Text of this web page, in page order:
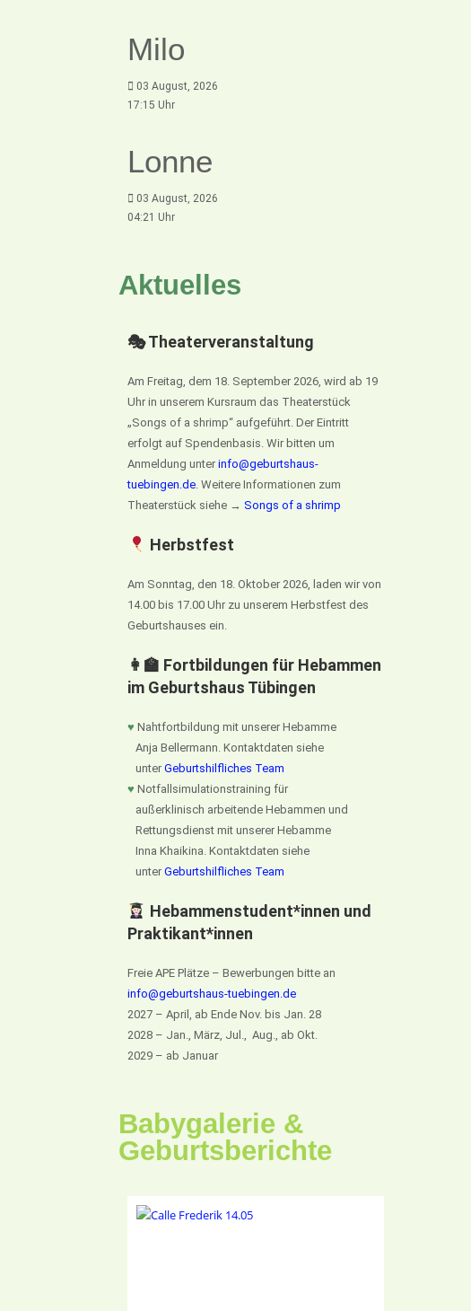
Milo
03 August, 2026
17:15 Uhr
Lonne
03 August, 2026
04:21 Uhr
Aktuelles
🎭 Theaterveranstaltung
Am Freitag, dem 18. September 2026, wird ab 19
Uhr in unserem Kursraum das Theaterstück
„Songs of a shrimp“ aufgeführt. Der Eintritt
erfolgt auf Spendenbasis. Wir bitten um
Anmeldung unter info@geburtshaus-
tuebingen.de. Weitere Informationen zum
Theaterstück siehe → Songs of a shrimp
Herbstfest
Am Sonntag, den 18. Oktober 2026, laden wir von
14.00 bis 17.00 Uhr zu unserem Herbstfest des
Geburtshauses ein.
👩‍🏫 Fortbildungen für Hebammen
im Geburtshaus Tübingen
♥ Nahtfortbildung mit unserer Hebamme
Anja Bellermann. Kontaktdaten siehe
unter Geburtshilfliches Team
♥ Notfallsimulationstraining für
außerklinisch arbeitende Hebammen und
Rettungsdienst mit unserer Hebamme
Inna Khaikina. Kontaktdaten siehe
unter Geburtshilfliches Team
Hebammenstudent*innen und
Praktikant*innen
Freie APE Plätze – Bewerbungen bitte an
info@geburtshaus-tuebingen.de
2027 – April, ab Ende Nov. bis Jan. 28
2028 – Jan., März, Jul., Aug., ab Okt.
2029 – ab Januar
Babygalerie &
Geburtsberichte